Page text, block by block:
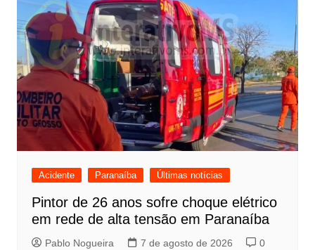
Acidente Paranaíba Últimas notícias
Pintor de 26 anos sofre choque elétrico
em rede de alta tensão em Paranaíba
Pablo Nogueira 7 de agosto de 2026 0